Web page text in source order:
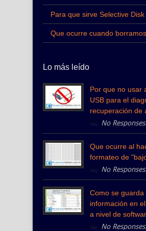
Para que sirve Selective
Que ocurre cuando
Lo más leído
Por que no usar
USB para el
recuperación de
No Responses.
Que ocurre al
formateo de
No Responses.
Como se guarda
información en
a nivel de
No Responses.